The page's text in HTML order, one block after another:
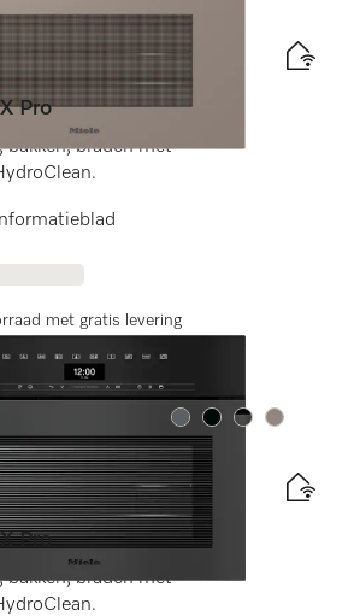
stoomoven met toe- en
Pro
braden met
Energielabel
met gratis levering
Kleur:Kleur:Kleur:Kleur:
stoomoven met toe- en
Pro
braden met